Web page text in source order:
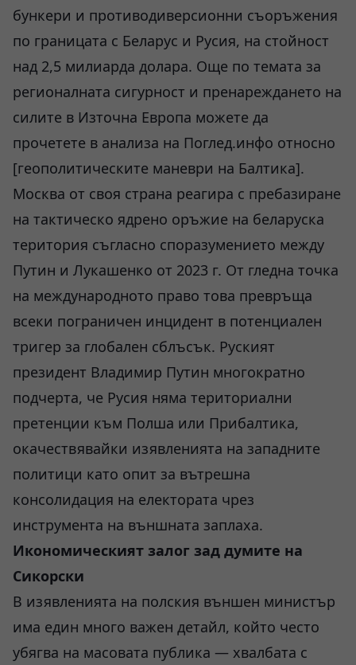
бункери и противодиверсионни съоръжения
по границата с Беларус и Русия, на стойност
над 2,5 милиарда долара. Още по темата за
регионалната сигурност и пренареждането на
силите в Източна Европа можете да
прочетете в анализа на Поглед.инфо относно
[геополитическите маневри на Балтика].
Москва от своя страна реагира с пребазиране
на тактическо ядрено оръжие на беларуска
територия съгласно споразумението между
Путин и Лукашенко от 2023 г. От гледна точка
на международното право това превръща
всеки пограничен инцидент в потенциален
тригер за глобален сблъсък. Руският
президент Владимир Путин многократно
подчерта, че Русия няма териториални
претенции към Полша или Прибалтика,
окачествявайки изявленията на западните
политици като опит за вътрешна
консолидация на електората чрез
инструмента на външната заплаха.
Икономическият залог зад думите на
Сикорски
В изявленията на полския външен министър
има един много важен детайл, който често
убягва на масовата публика — хвалбата с